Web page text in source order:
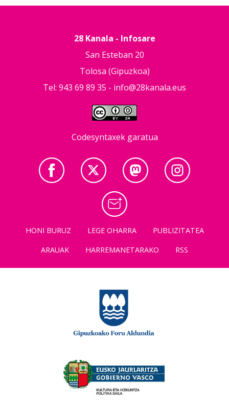
28 Kanala - Infosare
San Esteban 20
Tolosa (Gipuzkoa)
Tel: 943 69 89 35 - info@28kanala.eus
Codesyntaxek garatua
HONI BURUZ LEGE OHARRA
PUBLIZITATEA
ARAUAK
HARREMANETARAKO RSS